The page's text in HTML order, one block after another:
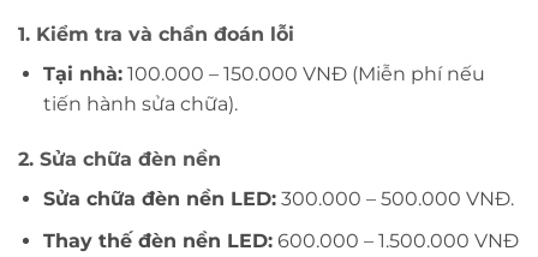
1. Kiểm tra và chẩn đoán lỗi
Tại nhà:100.000 – 150.000 VNĐ (Miễn phí nếu
tiến hành sửa chữa).
2. Sửa chữa đèn nền
Sửa chữa đèn nền LED:300.000 – 500.000 VNĐ.
Thay thế đèn nền LED:600.000 – 1.500.000 VNĐ